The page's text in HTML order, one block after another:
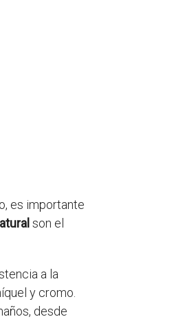
es importante
son el
a la
y cromo.
desde